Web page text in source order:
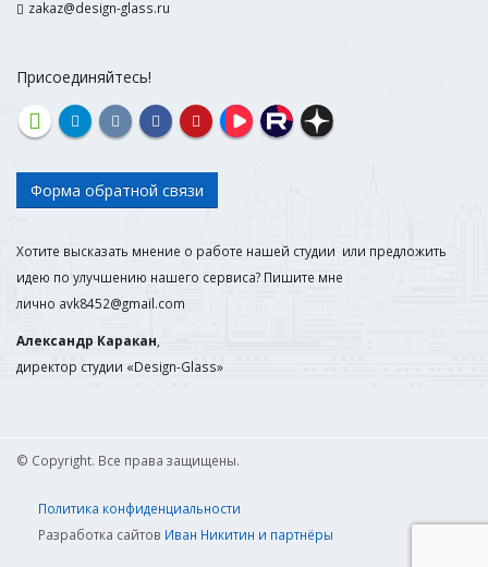
zakaz@design-glass.ru
Присоединяйтесь!
Форма обратной связи
Хотите высказать мнение о работе нашей студии или предложить
идею по улучшению нашего сервиса? Пишите мне
лично avk8452@gmail.com
Александр Каракан
директор студии «Design-Glass»
© Copyright. Все права защищены.
Политика конфиденциальности
Разработка сайтов Иван Никитин и партнёры